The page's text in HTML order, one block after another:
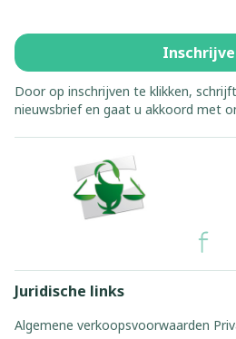
Door op inschrijven te klikken,
nieuwsbrief en gaat u akkoord met
Juridische links
Algemene verkoopsvoorwaarden